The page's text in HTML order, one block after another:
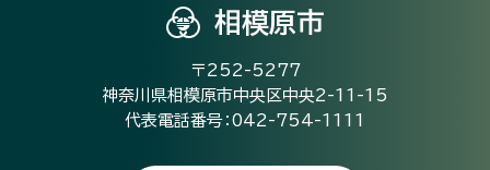
相模原市
〒252-5277
神奈川県相模原市中央区中央2-11-15
代表電話番号：042-754-1111